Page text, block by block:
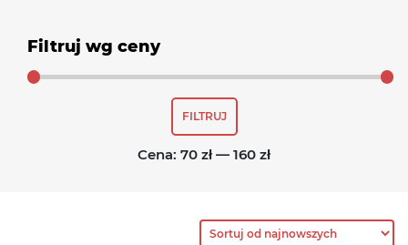
Filtruj wg ceny
Cena
min
Cena
max
FILTRUJ
Cena: 70 zł — 160 zł